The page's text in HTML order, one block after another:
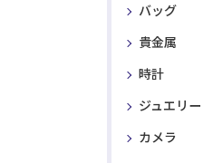
バッグ
貴金属
時計
ジュエリー
カメラ